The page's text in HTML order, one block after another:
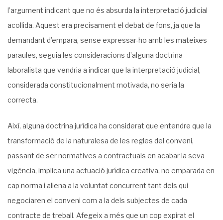
l’argument indicant que no és absurda la interpretació judicial
acollida. Aquest era precisament el debat de fons, ja que la
demandant d’empara, sense expressar-ho amb les mateixes
paraules, seguia les consideracions d’alguna doctrina
laboralista que vendria a indicar que la interpretació judicial,
considerada constitucionalment motivada, no seria la
correcta.
Així, alguna doctrina jurídica ha considerat que entendre que la
transformació de la naturalesa de les regles del conveni,
passant de ser normatives a contractuals en acabar la seva
vigència, implica una actuació jurídica creativa, no emparada en
cap norma i aliena a la voluntat concurrent tant dels qui
negociaren el conveni com a la dels subjectes de cada
contracte de treball. Afegeix a més que un cop expirat el